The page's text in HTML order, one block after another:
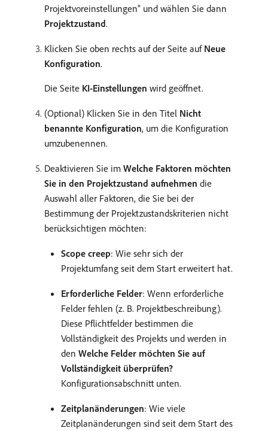
Projektvoreinstellungen“ und wählen Sie dann
Projektzustand.
Klicken Sie oben rechts auf der Seite auf Neue
Konfiguration.
Die Seite KI-Einstellungen wird geöffnet.
(Optional) Klicken Sie in den Titel Nicht
benannte Konfiguration, um die Konfiguration
umzubenennen.
Deaktivieren Sie im Welche Faktoren möchten
Sie in den Projektzustand aufnehmen die
Auswahl aller Faktoren, die Sie bei der
Bestimmung der Projektzustandskriterien nicht
berücksichtigen möchten:
Scope creep: Wie sehr sich der
Projektumfang seit dem Start erweitert hat.
Erforderliche Felder: Wenn erforderliche
Felder fehlen (z. B. Projektbeschreibung).
Diese Pflichtfelder bestimmen die
Vollständigkeit des Projekts und werden in
den Welche Felder möchten Sie auf
Vollständigkeit überprüfen?
Konfigurationsabschnitt unten.
Zeitplanänderungen: Wie viele
Zeitplanänderungen sind seit dem Start des